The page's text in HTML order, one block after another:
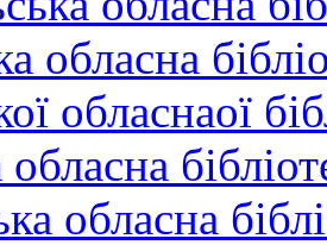
обласна
обласнаої
обласна
обласна